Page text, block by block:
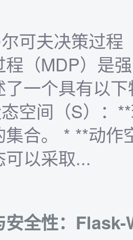
可夫决策过程
程（MDP）是
一个具有以
空间（S）：
集合。 * **动作
以采取...
安全性：Flask-